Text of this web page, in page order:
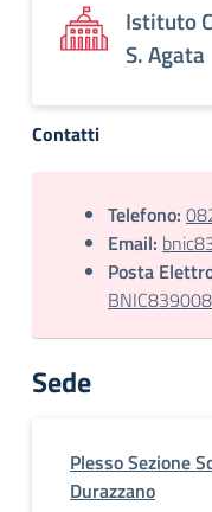
Istituto
S. Agata
Contatti
Telefono:
Email:
Posta
Sede
Plesso Sezione
Durazzano